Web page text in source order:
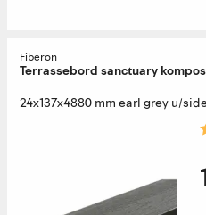
Fiberon
Terrassebord sanctuary
24x137x4880 mm earl grey u/